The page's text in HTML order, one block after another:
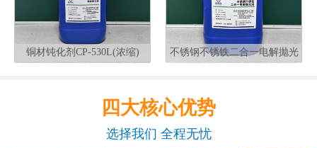
铜材钝化剂CP-530L(浓缩)
不锈钢不锈铁二合一电解抛光
四大核心优势
选择我们 全程无忧